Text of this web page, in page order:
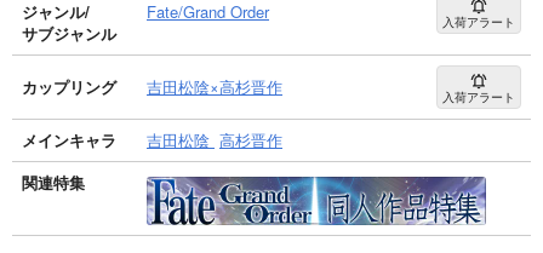
ジャンル/
サブジャンル
Fate/Grand Order 入荷アラート
カップリング 吉田松陰×高杉晋作 入荷アラート
メインキャラ 吉田松陰 高杉晋作
関連特集